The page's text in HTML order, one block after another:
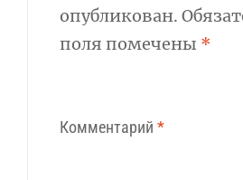
опубликован.
поля помечены *
Комментарий *